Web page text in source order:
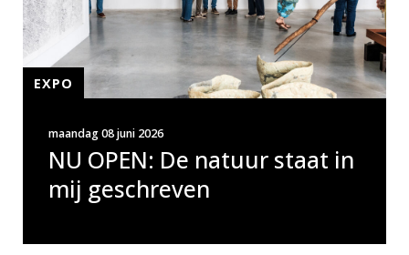
NU OPEN: De natuur staat in
mij geschreven
maandag 08 juni 2026
EXPO